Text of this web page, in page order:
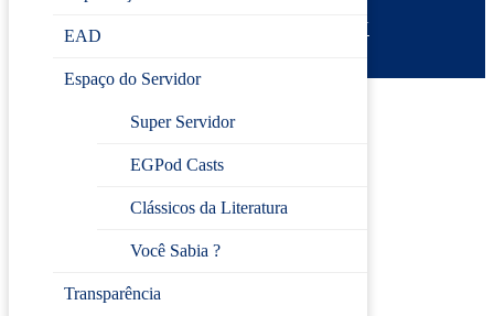
EAD
Espaço do Servidor
Super Servidor
EGPod Casts
Clássicos da Literatura
Você Sabia ?
Transparência
Prefeitura de Jundiaí
Escola de Gestão Pública
CIJUN
Política de privacidade